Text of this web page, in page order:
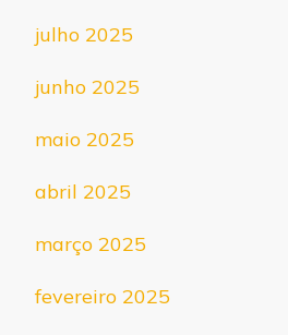
julho 2025
junho 2025
maio 2025
abril 2025
março 2025
fevereiro 2025